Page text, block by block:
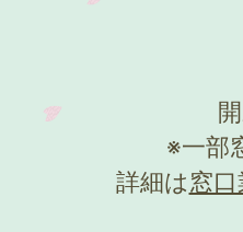
※一部
詳細は窓